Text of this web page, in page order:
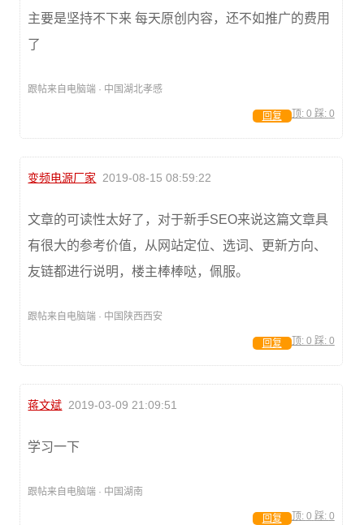
主要是坚持不下来 每天原创内容，还不如推广的费用
了
跟帖来自电脑端 · 中国湖北孝感
顶: 0 踩: 0
回复
变频电源厂家 2019-08-15 08:59:22
文章的可读性太好了，对于新手SEO来说这篇文章具
有很大的参考价值，从网站定位、选词、更新方向、
友链都进行说明，楼主棒棒哒，佩服。
跟帖来自电脑端 · 中国陕西西安
顶: 0 踩: 0
回复
蒋文斌 2019-03-09 21:09:51
学习一下
跟帖来自电脑端 · 中国湖南
顶: 0 踩: 0
回复